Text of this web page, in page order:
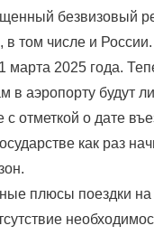
безвизовый
в том числе и
марта 2025 года.
в аэропорту будут
с отметкой о дате
как раз
плюсы поездки